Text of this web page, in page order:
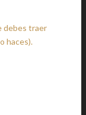
debes traer
haces).